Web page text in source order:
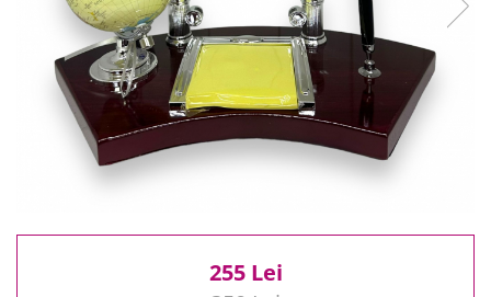
Cele mai vandute
Cele mai votate
Cu video
0 Lei - 100 Lei
100 Lei - 200 Lei
300 Lei - 500 Lei
255 Lei